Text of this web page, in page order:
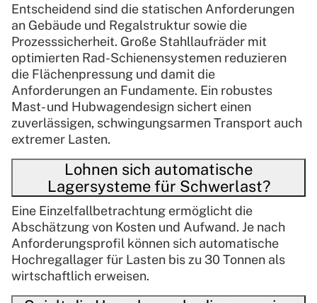
Entscheidend sind die statischen Anforderungen
an Gebäude und Regalstruktur sowie die
Prozesssicherheit. Große Stahllaufräder mit
optimierten Rad-Schienensystemen reduzieren
die Flächenpressung und damit die
Anforderungen an Fundamente. Ein robustes
Mast- und Hubwagendesign sichert einen
zuverlässigen, schwingungsarmen Transport auch
extremer Lasten.
Lohnen sich automatische
Lagersysteme für Schwerlast?
Eine Einzelfallbetrachtung ermöglicht die
Abschätzung von Kosten und Aufwand. Je nach
Anforderungsprofil können sich automatische
Hochregallager für Lasten bis zu 30 Tonnen als
wirtschaftlich erweisen.